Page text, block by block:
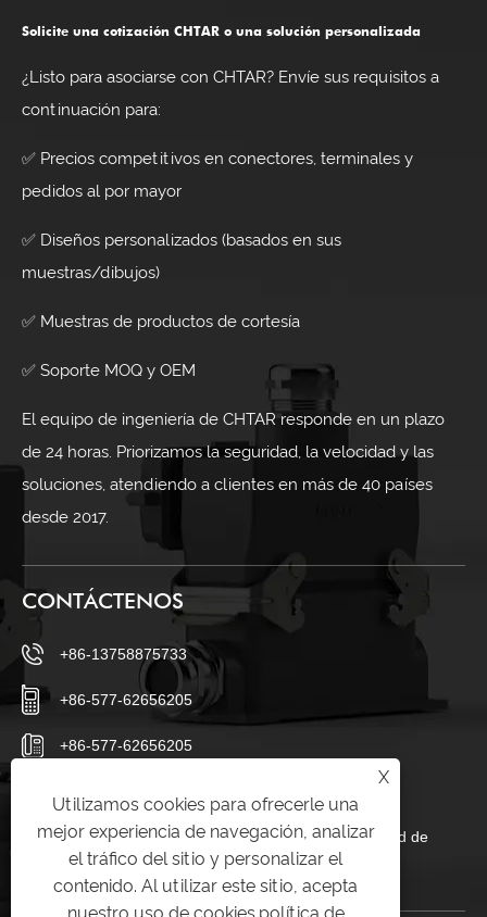
Solicite una cotización CHTAR o una solución personalizada
¿Listo para asociarse con CHTAR? Envíe sus requisitos a
continuación para:
✅ Precios competitivos en conectores, terminales y
pedidos al por mayor
✅ Diseños personalizados (basados ​​en sus
muestras/dibujos)
✅ Muestras de productos de cortesía
✅ Soporte MOQ y OEM
El equipo de ingeniería de CHTAR responde en un plazo
de 24 horas. Priorizamos la seguridad, la velocidad y las
soluciones, atendiendo a clientes en más de 40 países
desde 2017.
CONTÁCTENOS
+86-13758875733
+86-577-62656205
+86-577-62656205
Aldea de Huanghuaguan, ciudad de Liushi, ciudad de
Yueqing, Zhejiang 325605, China
X
Utilizamos cookies para ofrecerle una
mejor experiencia de navegación, analizar
el tráfico del sitio y personalizar el
contenido. Al utilizar este sitio, acepta